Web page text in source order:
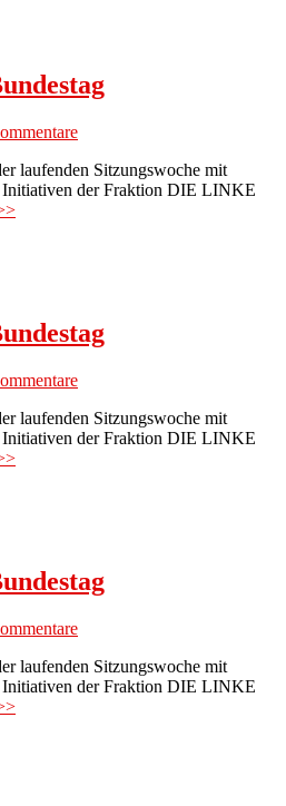
laufenden Sitzungswoche mit
Initiativen der Fraktion DIE LINKE
laufenden Sitzungswoche mit
Initiativen der Fraktion DIE LINKE
laufenden Sitzungswoche mit
Initiativen der Fraktion DIE LINKE